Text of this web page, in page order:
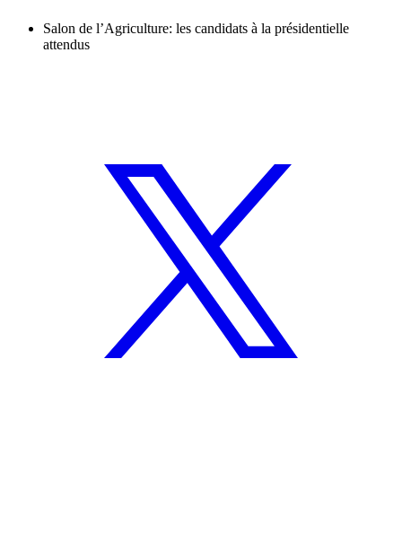
Salon de l’Agriculture: les candidats à la présidentielle
attendus